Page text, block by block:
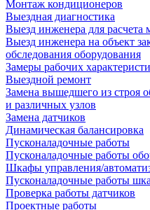
Монтаж кондиционеров
Выездная диагностика
Выезд инженера для расчета
Выезд инженера на объект
обследования оборудования
Замеры рабочих
Выездной ремонт
Замена вышедшего из строя
и различных узлов
Замена датчиков
Динамическая балансировка
Пусконаладочные работы
Пусконаладочные работы
Шкафы управления/
Пусконаладочные работы
Проверка работы датчиков
Проектные работы